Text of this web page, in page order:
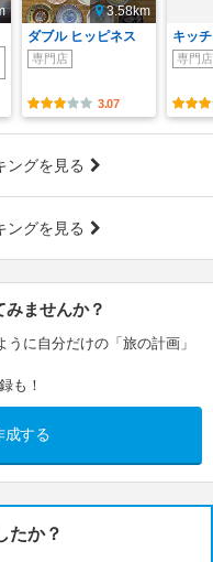
3.58km
ダブル ヒッピネス
専門店
3.07
キッ
専門店
ングを見る
ングを見る
ませんか？
に自分だけの「旅の計画」
も！
成する
たか？